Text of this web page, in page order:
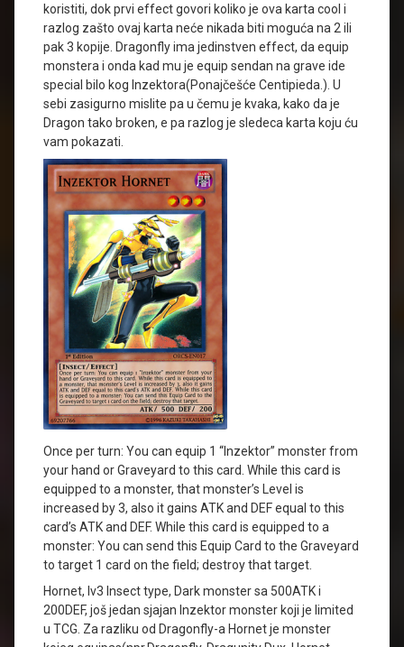
koristiti, dok prvi effect govori koliko je ova karta cool i
razlog zašto ovaj karta neće nikada biti moguća na 2 ili
pak 3 kopije. Dragonfly ima jedinstven effect, da equip
monstera i onda kad mu je equip sendan na grave ide
special bilo kog Inzektora(Ponajčešće Centipieda.). U
sebi zasigurno mislite pa u čemu je kvaka, kako da je
Dragon tako broken, e pa razlog je sledeca karta koju ću
vam pokazati.
Once per turn: You can equip 1 “Inzektor” monster from
your hand or Graveyard to this card. While this card is
equipped to a monster, that monster’s Level is
increased by 3, also it gains ATK and DEF equal to this
card’s ATK and DEF. While this card is equipped to a
monster: You can send this Equip Card to the Graveyard
to target 1 card on the field; destroy that target.
Hornet, lv3 Insect type, Dark monster sa 500ATK i
200DEF, još jedan sjajan Inzektor monster koji je limited
u TCG. Za razliku od Dragonfly-a Hornet je monster